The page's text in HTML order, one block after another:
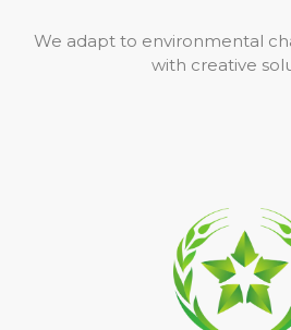
We adapt to environmental
with creative